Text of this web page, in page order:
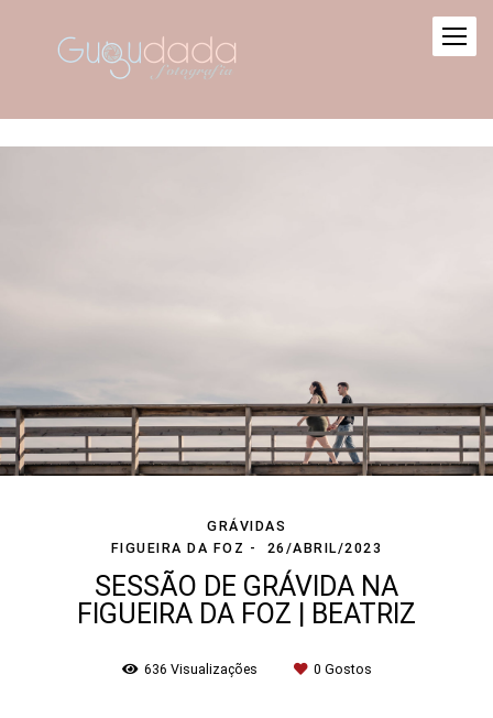
GRÁVIDAS
FIGUEIRA DA FOZ
26/ABRIL/2023
SESSÃO DE GRÁVIDA NA
FIGUEIRA DA FOZ | BEATRIZ
636 Visualizações 0 Gostos